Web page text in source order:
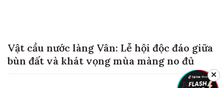
Vật cầu nước làng Vân: Lễ hội độc đáo giữa
bùn đất và khát vọng mùa màng no đủ
✕